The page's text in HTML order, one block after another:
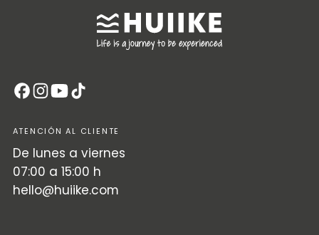
ATENCIÓN AL CLIENTE
De lunes a viernes
07:00 a 15:00 h
hello@huiike.com